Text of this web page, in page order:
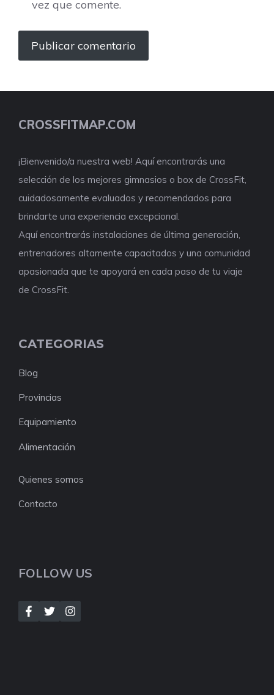
vez que comente.
CROSSFITMAP.COM
¡Bienvenido/a nuestra web! Aquí encontrarás una
selección de los mejores gimnasios o box de CrossFit,
cuidadosamente evaluados y recomendados para
brindarte una experiencia excepcional.
Aquí encontrarás instalaciones de última generación,
entrenadores altamente capacitados y una comunidad
apasionada que te apoyará en cada paso de tu viaje
de CrossFit.
CATEGORIAS
Blog
Provincias
Equipamiento
Alimentación
Quienes somos
Contacto
FOLLOW US